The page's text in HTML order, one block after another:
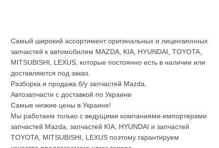
Самый широкий ассортимент оригинальных и лицензионных
запчастей к автомобилям MAZDA, KIA, HYUNDAI, TOYOTA,
MITSUBISHI, LEXUS, которые постоянно есть в наличии или
доставляются под заказ.
Разборка и продажа б/у запчастей Mazda.
Автозапчасти с доставкой по Украине
Самые низкие цены в Украине!
Мы работаем только с ведущими компаниями-импортерами
запчастей Mazda, запчастей KIA, HYUNDAI и запчастей
TOYOTA, MITSUBISHI, LEXUS поэтому гарантируем